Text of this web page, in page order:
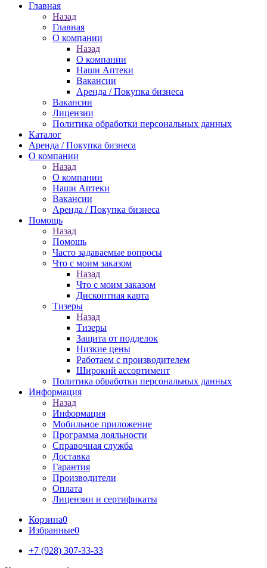
Главная
Назад
Главная
О компании
Назад
О компании
Наши Аптеки
Вакансии
Аренда / Покупка бизнеса
Вакансии
Лицензии
Политика обработки персональных данных
Каталог
Аренда / Покупка бизнеса
О компании
Назад
О компании
Наши Аптеки
Вакансии
Аренда / Покупка бизнеса
Помощь
Назад
Помощь
Часто задаваемые вопросы
Что с моим заказом
Назад
Что с моим заказом
Дисконтная карта
Тизеры
Назад
Тизеры
Защита от подделок
Низкие цены
Работаем с производителем
Широкий ассортимент
Политика обработки персональных данных
Информация
Назад
Информация
Мобильное приложение
Программа лояльности
Справочная служба
Доставка
Гарантия
Производители
Оплата
Лицензии и сертификаты
Корзина0
Избранные0
+7 (928) 307-33-33